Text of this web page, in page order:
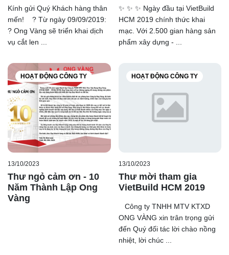
Kính gửi Quý Khách hàng thân
mến! ? Từ ngày 09/09/2019:
? Ong Vàng sẽ triển khai dịch
vụ cắt len ...
✨ ✨ ✨ Ngày đầu tại VietBuild
HCM 2019 chính thức khai
mạc. Với 2.500 gian hàng sản
phẩm xây dựng - ...
HOẠT ĐỘNG CÔNG TY
13/10/2023
Thư ngỏ cảm ơn - 10
Năm Thành Lập Ong
Vàng
HOẠT ĐỘNG CÔNG TY
13/10/2023
Thư mời tham gia
VietBuild HCM 2019
Công ty TNHH MTV KTXD
ONG VÀNG xin trân trọng gửi
đến Quý đối tác lời chào nồng
nhiệt, lời chúc ...